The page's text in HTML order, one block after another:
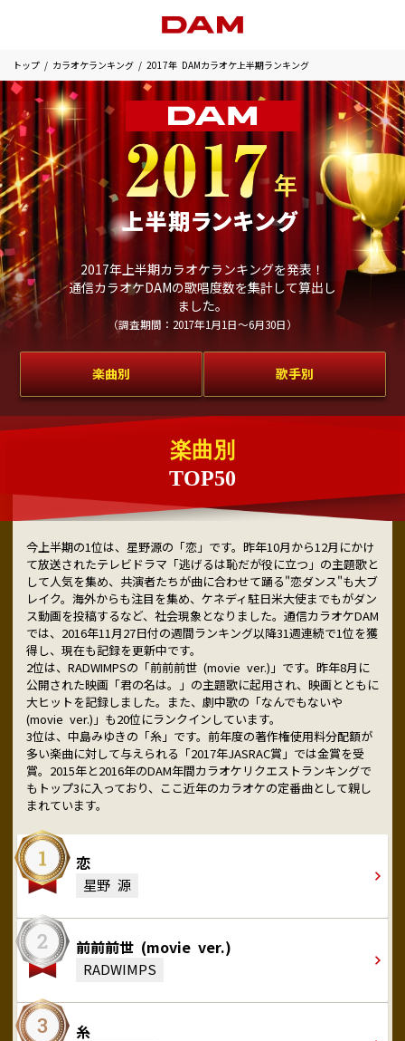
トップ カラオケランキング 2017年 DAMカラオケ上半期ランキング
2017年上半期カラオケランキングを発表！
通信カラオケDAMの歌唱度数を集計して算出し
ました。
（調査期間：2017年1月1日～6月30日）
楽曲別 歌手別
楽曲別
TOP50
今上半期の1位は、星野源の「恋」です。昨年10月から12月にかけ
て放送されたテレビドラマ「逃げるは恥だが役に立つ」の主題歌と
して人気を集め、共演者たちが曲に合わせて踊る"恋ダンス"も大ブ
レイク。海外からも注目を集め、ケネディ駐日米大使までもがダン
ス動画を投稿するなど、社会現象となりました。通信カラオケDAM
では、2016年11月27日付の週間ランキング以降31週連続で1位を獲
得し、現在も記録を更新中です。
2位は、RADWIMPSの「前前前世 (movie ver.)」です。昨年8月に
公開された映画「君の名は。」の主題歌に起用され、映画とともに
大ヒットを記録しました。また、劇中歌の「なんでもないや
(movie ver.)」も20位にランクインしています。
3位は、中島みゆきの「糸」です。前年度の著作権使用料分配額が
多い楽曲に対して与えられる「2017年JASRAC賞」では金賞を受
賞。2015年と2016年のDAM年間カラオケリクエストランキングで
もトップ3に入っており、ここ近年のカラオケの定番曲として親し
まれています。
恋
星野 源
前前前世 (movie ver.)
RADWIMPS
糸